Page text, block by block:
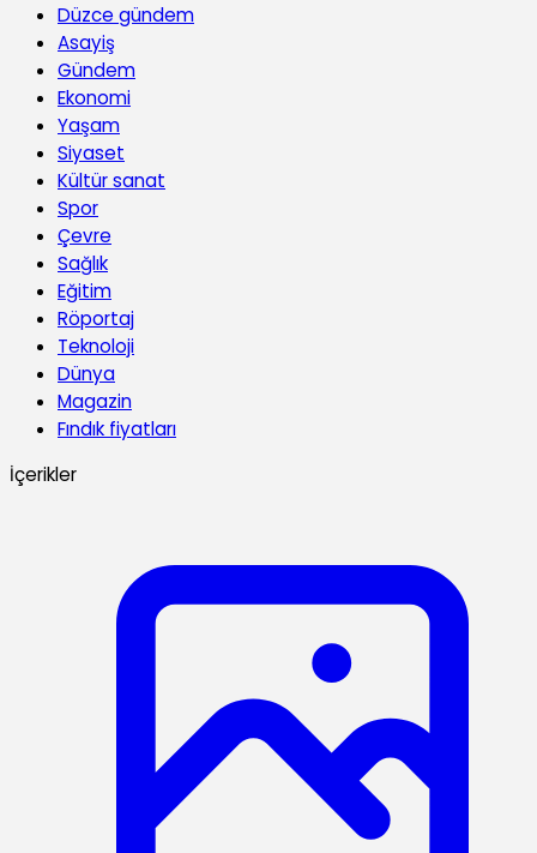
Düzce gündem
Asayiş
Gündem
Ekonomi
Yaşam
Siyaset
Kültür sanat
Spor
Çevre
Sağlık
Eğitim
Röportaj
Teknoloji
Dünya
Magazin
Fındık fiyatları
İçerikler